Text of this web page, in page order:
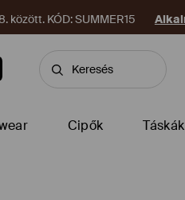
esetén, 03.08–09.08. között.
Cipők Táskák